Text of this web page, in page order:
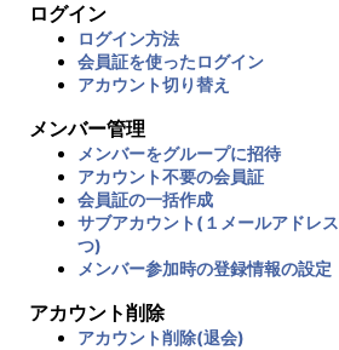
ログイン
ログイン方法
会員証を使ったログイン
アカウント切り替え
メンバー管理
メンバーをグループに招待
アカウント不要の会員証
会員証の一括作成
サブアカウント(１メールアドレ
つ)
メンバー参加時の登録情報の設定
アカウント削除
アカウント削除(退会)